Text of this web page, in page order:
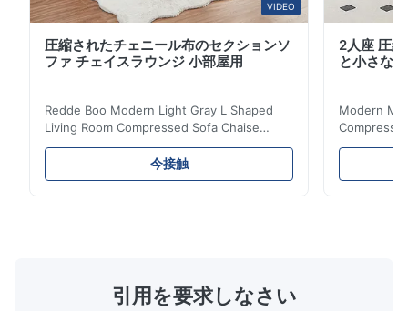
VIDEO
圧縮されたチェニール布のセクションソ
ファ チェイスラウンジ 小部屋用
Redde Boo Modern Light Gray L Shaped
Living Room Compressed Sofa Chaise
Lounge Product Overview High resilience
soft sectional sofa designed for small
spaces, featuring a contemporary light gray
今接触
2人座 圧
と小さな
Modern
Room
引用を要求しなさい